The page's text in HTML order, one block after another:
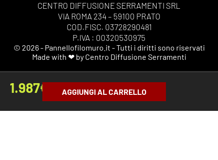
1.987€ AGGIUNGI AL CARRELLO
CENTRO DIFFUSIONE SERRAMENTI SRL
VIA ROMA 234 – 59100 PRATO
COD.FISC. 03728290481
P.IVA : 00320530975
© 2026 - Pannellofilomuro.it - Tutti i diritti sono riservati
Made with ❤ by Centro Diffusione Serramenti
SHOWROOM
LINK
I NOSTRI